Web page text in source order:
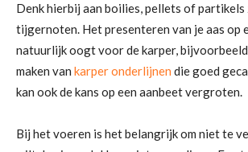
Denk hierbij aan boilies, pellets of partikels
tijgernoten. Het presenteren van je aas op
natuurlijk oogt voor de karper,
maken van karper onderlijnen die goed
kan ook de kans op een aanbeet vergroten.
Bij het voeren is het belangrijk om niet te